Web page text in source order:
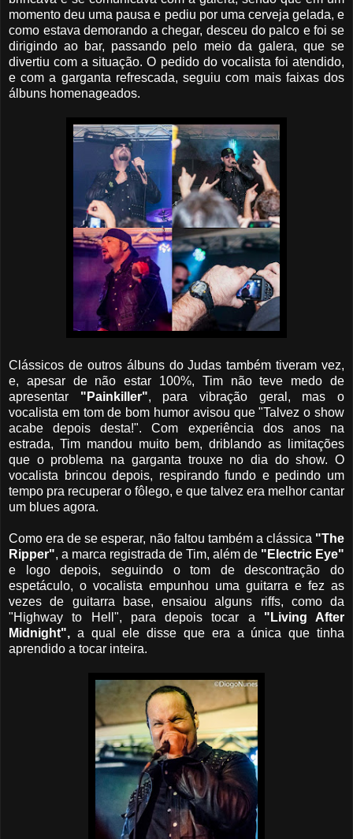
momento deu uma pausa e pediu por uma cerveja gelada, e
como estava demorando a chegar, desceu do palco e foi se
dirigindo ao bar, passando pelo meio da galera, que se
divertiu com a situação. O pedido do vocalista foi atendido,
e com a garganta refrescada, seguiu com mais faixas dos
álbuns homenageados.
Clássicos de outros álbuns do Judas também tiveram vez,
e, apesar de não estar 100%, Tim não teve medo de
apresentar "Painkiller", para vibração geral, mas o
vocalista em tom de bom humor avisou que "Talvez o show
acabe depois desta!". Com experiência dos anos na
estrada, Tim mandou muito bem, driblando as limitações
que o problema na garganta trouxe no dia do show. O
vocalista brincou depois, respirando fundo e pedindo um
tempo pra recuperar o fôlego, e que talvez era melhor cantar
um blues agora.
Como era de se esperar, não faltou também a clássica "The
Ripper", a marca registrada de Tim, além de "Electric Eye"
e logo depois, seguindo o tom de descontração do
espetáculo, o vocalista empunhou uma guitarra e fez as
vezes de guitarra base, ensaiou alguns riffs, como da
"Highway to Hell", para depois tocar a "Living After
Midnight", a qual ele disse que era a única que tinha
aprendido a tocar inteira.